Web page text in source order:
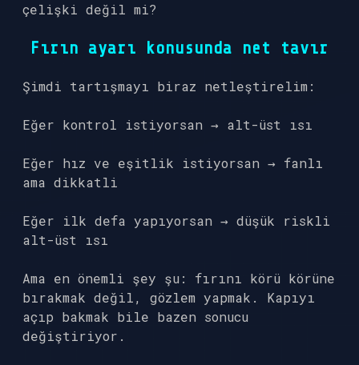
çelişki değil mi?
Fırın ayarı konusunda net tavır
Şimdi tartışmayı biraz netleştirelim:
Eğer kontrol istiyorsan → alt-üst ısı
Eğer hız ve eşitlik istiyorsan → fanlı
ama dikkatli
Eğer ilk defa yapıyorsan → düşük riskli
alt-üst ısı
Ama en önemli şey şu: fırını körü körüne
bırakmak değil, gözlem yapmak. Kapıyı
açıp bakmak bile bazen sonucu
değiştiriyor.